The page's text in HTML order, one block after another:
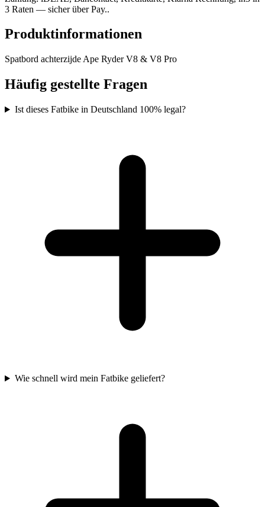
3 Raten — sicher über Pay..
Produktinformationen
Spatbord achterzijde Ape Ryder V8 & V8 Pro
Häufig gestellte Fragen
Ist dieses Fatbike in Deutschland 100% legal?
Wie schnell wird mein Fatbike geliefert?